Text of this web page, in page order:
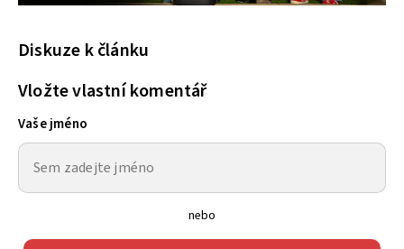
Diskuze k článku
Vložte vlastní komentář
Vaše jméno
nebo